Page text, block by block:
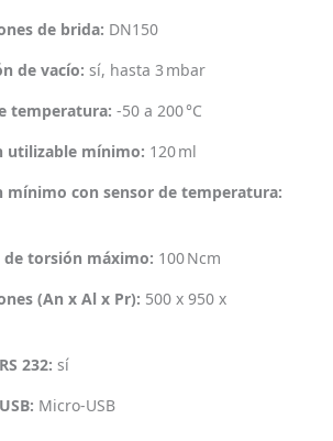
de brida: DN150
de vacío: sí, hasta 3 mbar
temperatura: -50 a 200 °C
utilizable mínimo: 120 ml
mínimo con sensor de temperatura:
de torsión máximo: 100 Ncm
(An x Al x Pr): 500 x 950 x
232: sí
Micro-USB